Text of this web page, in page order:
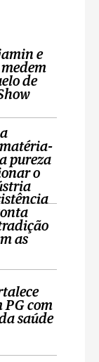
e
de
pureza
o
as
PG com
saúde